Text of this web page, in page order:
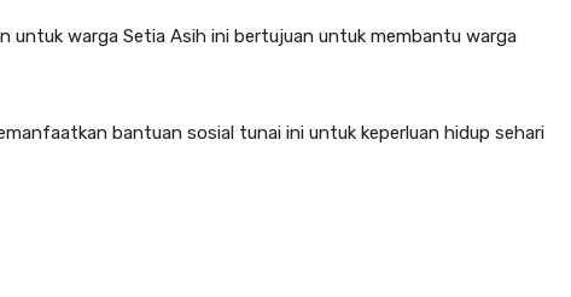
untuk warga Setia Asih ini bertujuan untuk membantu warga
bantuan sosial tunai ini untuk keperluan hidup sehari